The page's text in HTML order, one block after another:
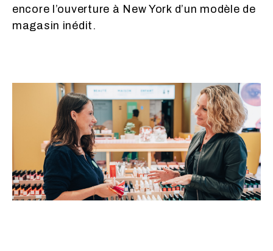
encore l’ouverture à New York d’un modèle de
magasin inédit.